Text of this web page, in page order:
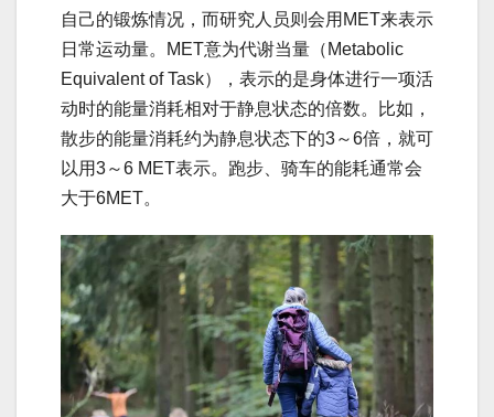
自己的锻炼情况，而研究人员则会用MET来表示
日常运动量。MET意为代谢当量（Metabolic
Equivalent of Task），表示的是身体进行一项活
动时的能量消耗相对于静息状态的倍数。比如，
散步的能量消耗约为静息状态下的3～6倍，就可
以用3～6 MET表示。跑步、骑车的能耗通常会
大于6MET。